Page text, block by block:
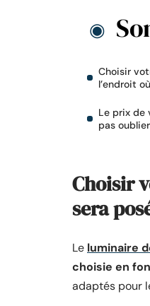
Choisir
l’endroit
Le prix de
pas oublier
Choisir
sera
Le luminaire
choisie en
adaptés pour